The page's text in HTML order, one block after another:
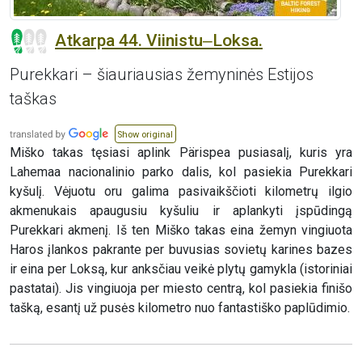
Atkarpa 44. Viinistu‒Loksa.
Purekkari – šiauriausias žemyninės Estijos
taškas
Show original
Miško takas tęsiasi aplink Pärispea pusiasalį, kuris yra
Lahemaa nacionalinio parko dalis, kol pasiekia Purekkari
kyšulį. Vėjuotu oru galima pasivaikščioti kilometrų ilgio
akmenukais apaugusiu kyšuliu ir aplankyti įspūdingą
Purekkari akmenį. Iš ten Miško takas eina žemyn vingiuota
Haros įlankos pakrante per buvusias sovietų karines bazes
ir eina per Loksą, kur anksčiau veikė plytų gamykla (istoriniai
pastatai). Jis vingiuoja per miesto centrą, kol pasiekia finišo
tašką, esantį už pusės kilometro nuo fantastiško paplūdimio.